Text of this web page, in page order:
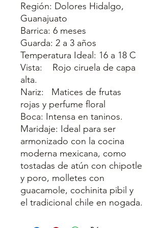
Región: Dolores Hidalgo,
Guanajuato
Barrica: 6 meses
Guarda: 2 a 3 años
Temperatura Ideal: 16 a 18 C
Vista: Rojo ciruela de capa
alta.
Nariz: Matices de frutas
rojas y perfume floral
Boca: Intensa en taninos.
Maridaje: Ideal para ser
armonizado con la cocina
moderna mexicana, como
tostadas de atún con chipotle
y poro, molletes con
guacamole, cochinita pibil y
el tradicional chile en nogada.